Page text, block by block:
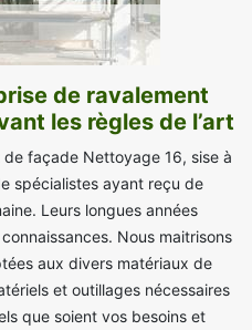
de ravalement
les règles de l’art
façade Nettoyage 16, sise à
spécialistes ayant reçu de
Leurs longues années
Nous maitrisons
aux divers matériaux de
et outillages nécessaires
que soient vos besoins et